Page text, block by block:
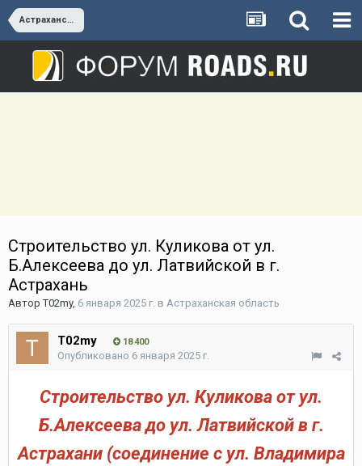
Астраханская область
Строительство ул. Куликова от ул.
Б.Алексеева до ул. Латвийской в г.
Астрахань
АвторT02my, 6 января 2025 г. в Астраханская область
T02my 18 400
Опубликовано 6 января 2025 г.
Строительство ул. Куликова от ул.
Б.Алексеева до ул. Латвийской в г.
Астрахани (соединение с ул. Владимира